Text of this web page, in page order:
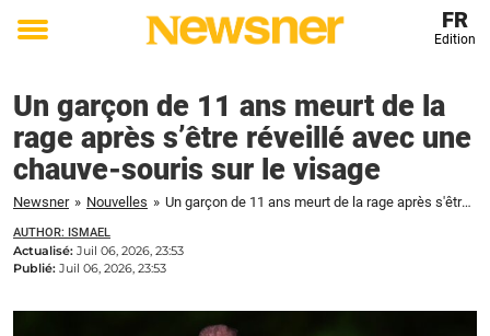
Toggle
FR
Edition
Un garçon de 11 ans meurt de la
rage après s’être réveillé avec une
chauve-souris sur le visage
Newsner » Nouvelles » Un garçon de 11 ans meurt de la rage après s'être réveillé avec une chauve-souris sur le visage
AUTHOR: ISMAEL
Actualisé: Juil 06, 2026, 23:53
Publié: Juil 06, 2026, 23:53